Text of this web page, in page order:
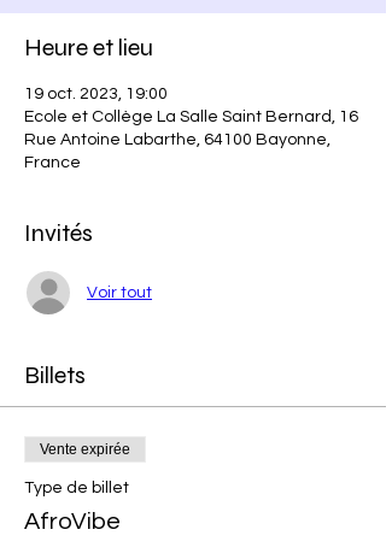
Heure et lieu
19 oct. 2023, 19:00
Ecole et Collège La Salle Saint Bernard, 16
Rue Antoine Labarthe, 64100 Bayonne,
France
Invités
Voir tout
Billets
Vente expirée
Type de billet
AfroVibe